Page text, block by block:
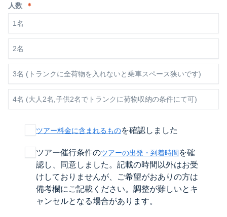
人数 ＊
1名
2名
3名 (トランクに全荷物を入れないと乗車スペース狭いです)
4名 (大人2名,子供2名でトランクに荷物収納の条件にて可)
ツアー料金に含まれるものを確認しました
ツアー催行条件のツアーの出発・到着時間 を確
認し、同意しました。記載の時間以外はお受
けしておりませんが、ご希望がおありの方は
備考欄にご記載ください。調整が難しいとキ
ャンセルとなる場合があります。